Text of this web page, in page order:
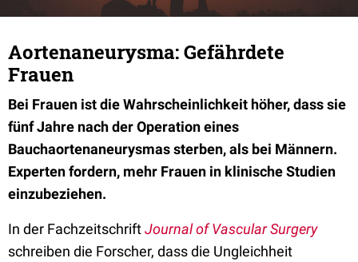
Aortenaneurysma: Gefährdete
Frauen
Bei Frauen ist die Wahrscheinlichkeit höher, dass sie
fünf Jahre nach der Operation eines
Bauchaortenaneurysmas sterben, als bei Männern.
Experten fordern, mehr Frauen in klinische Studien
einzubeziehen.
In der FachzeitschriftJournal of Vascular Surgery
schreiben die Forscher, dass die Ungleichheit